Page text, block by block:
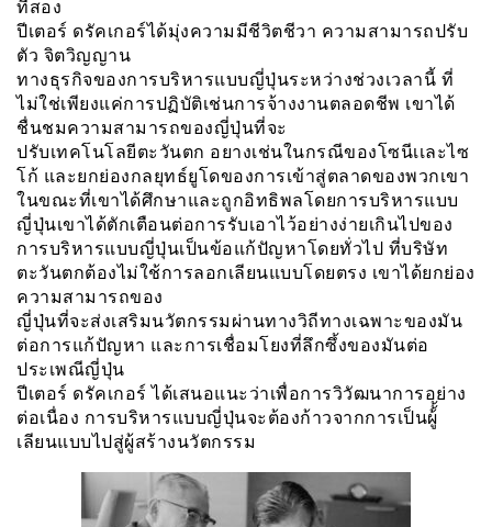
ที่สอง
ปีเตอร์ ดรัคเกอร์ได้มุ่งความมีชีวิตชีวา ความสามารถปรับ
ตัว จิตวิญญาน
ทางธุรกิจของการบริหารแบบญี่ปุ่นระหว่างช่วงเวลานี้ ที่
ไม่ใช่เพียงแค่การปฏิบัติเช่นการจ้างงานตลอดชีพ เขาได้
ชื่นชมความสามารถของญี่ปุ่นที่จะ
ปรับเทคโนโลยีตะวันตก อยางเช่นในกรณีของโซนีเเละไซ
โก้ และยกย่องกลยุทธ์ยูโดของการเข้าสู่ตลาดของพวกเขา
ในขณะที่เขาได้ศึกษาและถูกอิทธิพลโดยการบริหารแบบ
ญี่ปุ่นเขาได้ตักเตือนต่อการรับเอาไว้อย่างง่ายเกินไปของ
การบริหารแบบญี่ปุ่นเป็นข้อแก้ปัญหาโดยทั่วไป ที่บริษัท
ตะวันตกต้องไม่ใช้การลอกเลียนแบบโดยตรง เขาได้ยกย่อง
ความสามารถของ
ญี่ปุ่นที่จะส่งเสริมนวัตกรรมผ่านทางวิถีทางเฉพาะของมัน
ต่อการแก้ปัญหา และการเชื่อมโยงที่ลึกซึ้งของมันต่อ
ประเพณีญี่ปุ่น
ปีเตอร์ ดรัคเกอร์ ได้เสนอแนะว่าเพื่อการวิวัฒนาการอย่าง
ต่อเนื่อง การบริหารแบบญี่ปุ่นจะต้องก้าวจากการเป็นผู้้้
เลียนแบบไปสู่ผู้สร้างนวัตกรรม